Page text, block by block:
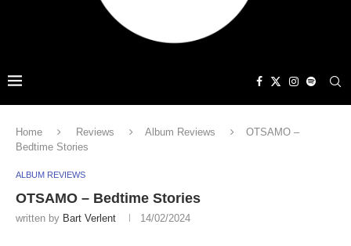
Home Reviews Album Reviews
OTSAMO –
Bedtime Stories
ALBUM REVIEWS
OTSAMO – Bedtime Stories
written by Bart Verlent 14/02/2024